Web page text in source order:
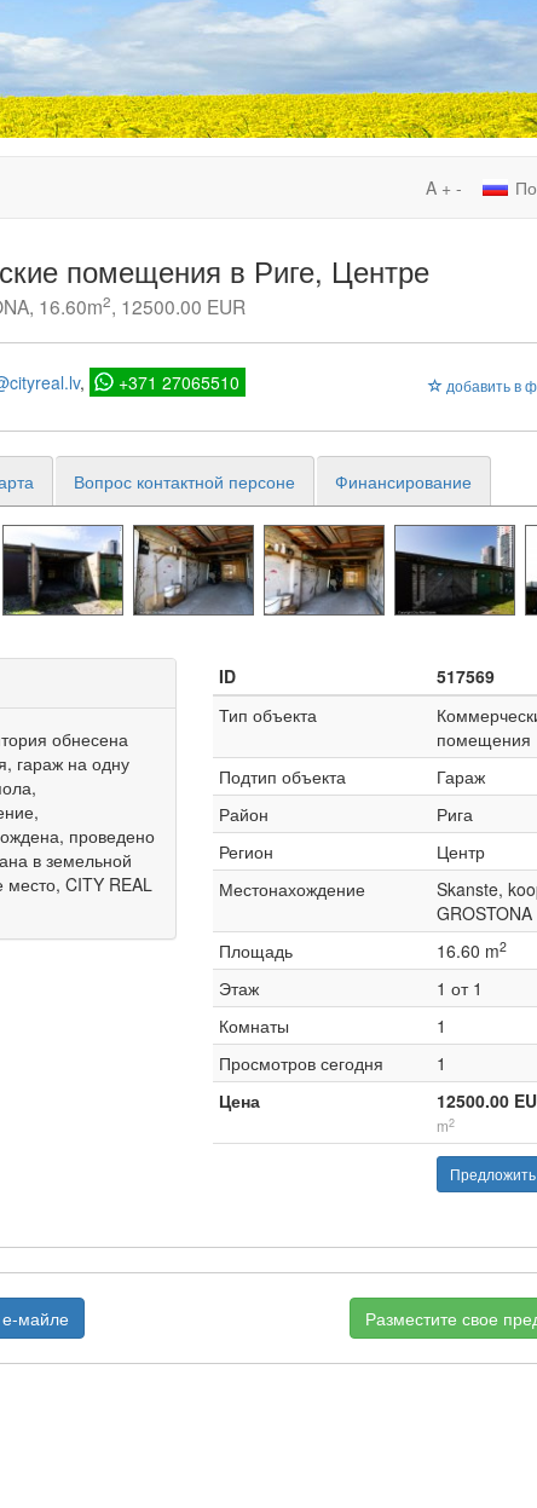
A + -
помещения в Риге, Центре
16.60m2, 12500.00 EUR
добавить в
+371 27065510
Вопрос контактной персоне Финансирование
обнесена
гараж на одну
проведено
в земельной
место, CITY REAL
ID
517569
Тип объекта
помещения
Подтип объекта
Гараж
Район
Рига
Регион
Центр
Местонахождение
Skanste,
GROSTONA
Площадь
16.60 m2
Этаж
1 от 1
Комнаты
1
Просмотров сегодня
1
Цена
12500.00
m2
е-майле Разместите свое